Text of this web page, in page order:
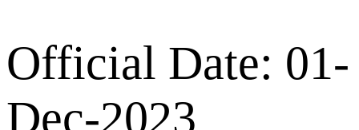
Official Date: 01-
Dec-2023